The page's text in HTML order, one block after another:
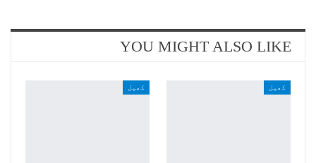
YOU MIGHT ALSO LIKE
کھیل کھیل